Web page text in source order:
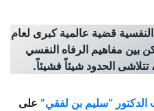
قضية عالمية كبرى لعام
لكن بين مفاهيم الرفاه النفسي
تتلاشى الحدود شيئاً فشيئاً.
“سليم بن لفقي” على